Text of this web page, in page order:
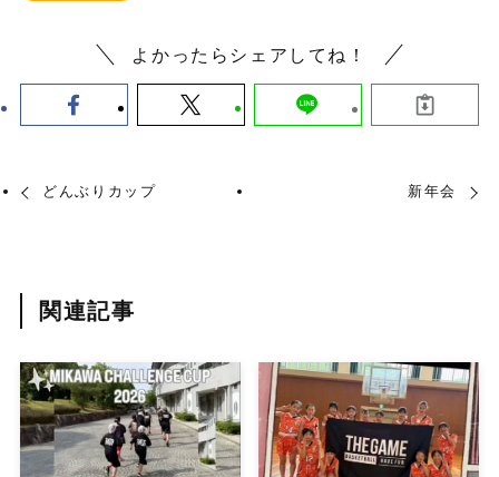
よかったらシェアしてね！
どんぶりカップ 新年会
関連記事